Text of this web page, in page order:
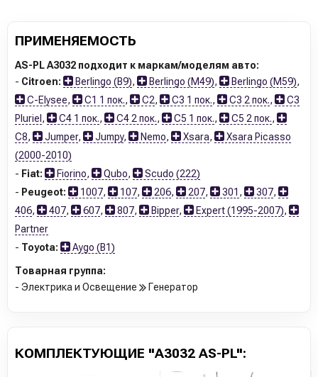
ПРИМЕНЯЕМОСТЬ
AS-PL A3032 подходит к маркам/моделям авто:
- Citroen: Berlingo (B9), Berlingo (M49), Berlingo (M59),
C-Elysee, C1 1 пок., C2, C3 1 пок., C3 2 пок.,
C3
Pluriel , C4 1 пок., C4 2 пок., C5 1 пок., C5 2 пок.,
C8, Jumper, Jumpy, Nemo, Xsara,
Xsara Picasso
(2000-2010)
- Fiat: Fiorino, Qubo,
Scudo (222)
- Peugeot: 1007, 107, 206, 207, 301 , 307,
406, 407, 607, 807, Bipper, Expert (1995-2007),
Partner
- Toyota: Aygo (B1)
Товарная группа:
- Электрика и Освещение
Генератор
КОМПЛЕКТУЮЩИЕ "A3032 AS-PL":